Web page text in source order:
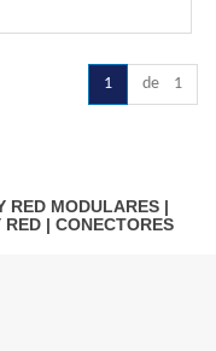
1 de 1
RED MODULARES |
RED | CONECTORES